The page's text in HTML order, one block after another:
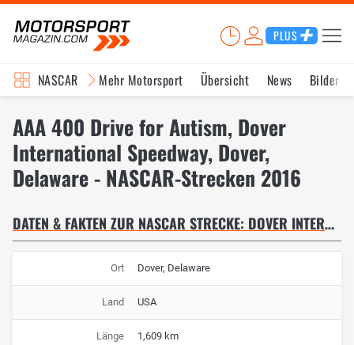
PLUS
NASCAR Mehr Motorsport Übersicht News Bilder
AAA 400 Drive for Autism, Dover
International Speedway, Dover,
Delaware - NASCAR-Strecken 2016
DATEN & FAKTEN ZUR NASCAR STRECKE: DOVER INTERNATIONAL SPEEDWAY
Ort Dover, Delaware
Land USA
Länge 1,609 km